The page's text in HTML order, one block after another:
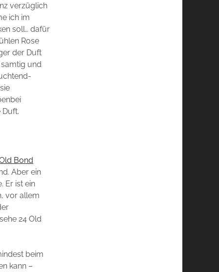
verzüglich
ich im
soll… dafür
Rose
der Duft
und
Bond
Aber ein
Er ist ein
vor allem
24 Old
beim
kann –